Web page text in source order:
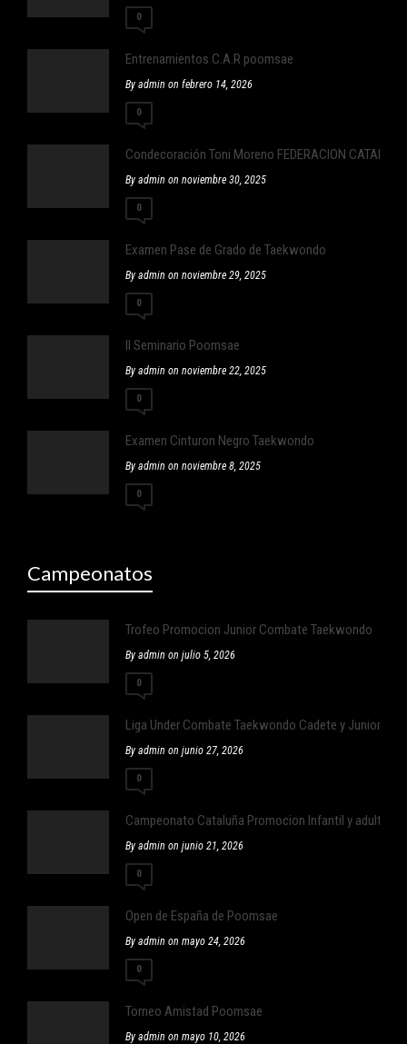
0
Entrenamientos C.A.R poomsae
By admin on febrero 14, 2026
0
Condecoración Toni Moreno FEDERACION
By admin on noviembre 30, 2025
0
Examen Pase de Grado de Taekwondo
By admin on noviembre 29, 2025
0
II Seminario Poomsae
By admin on noviembre 22, 2025
0
Examen Cinturon Negro Taekwondo
By admin on noviembre 8, 2025
0
Campeonatos
Trofeo Promocion Junior Combate Taekwondo
By admin on julio 5, 2026
0
Liga Under Combate Taekwondo Cadete y Junior
By admin on junio 27, 2026
0
Campeonato Cataluña Promocion Infantil y adulto
By admin on junio 21, 2026
0
Open de España de Poomsae
By admin on mayo 24, 2026
0
Torneo Amistad Poomsae
By admin on mayo 10, 2026